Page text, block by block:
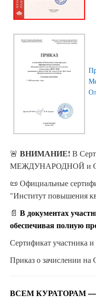
🚨 ВНИМАНИЕ! В
МЕЖДУНАРОДНОЙ и
📜 Официальные
"Институт повышения
📄 В документах
обеспечивая полную
Сертификат участника и
Приказ о зачислении на
ВСЕМ КУРАТОРАМ